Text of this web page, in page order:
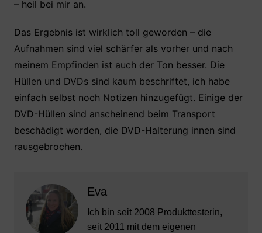
– heil bei mir an.
Das Ergebnis ist wirklich toll geworden – die
Aufnahmen sind viel schärfer als vorher und nach
meinem Empfinden ist auch der Ton besser. Die
Hüllen und DVDs sind kaum beschriftet, ich habe
einfach selbst noch Notizen hinzugefügt. Einige der
DVD-Hüllen sind anscheinend beim Transport
beschädigt worden, die DVD-Halterung innen sind
rausgebrochen.
Eva
Ich bin seit 2008 Produkttesterin,
seit 2011 mit dem eigenen